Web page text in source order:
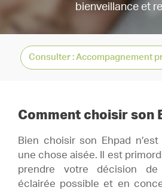
bienveillance et
Comment choisir son
Bien choisir son Ehpad
une chose aisée. Il est
prendre votre décision
éclairée possible et en